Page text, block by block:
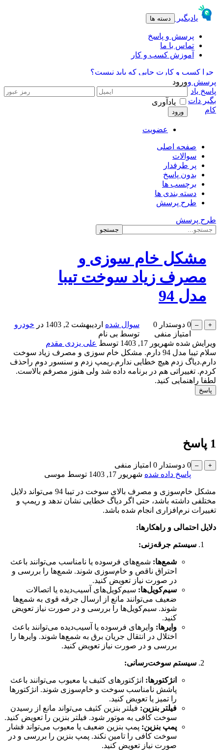
ورود
یادآوری
عضویت
پرسش و
پاسخ یاد
بگیر دات
کام
صفحه اصلی
سوالات
پر طرفدار
بدون پاسخ
برچسب ها
دسته بندی ها
طرح پرسش
طرح پرسش
مشکل خام سوزی و
مصرف زیاد سوخت تیبا
مدل 94
0 دوستدار 0
امتیاز منفی
سوال شده اردیبهشت 2, 1403 در خودرو
توسط بی نام
ویرایش شده شهریور 17, 1403 توسط علی یزدی مقدم
سلام تیبا مدل 94 دارم. مشکل خام سوزی و مصرف زیاد سوخت
دارم.دیاگ زدم هیچ خطایی ندارم.ریمپ زدم و سنسور دوم راحذف
کردم. تغییراتی هم در برنامه داده شد ولی هنوز مصرفم بالاست.
لطفا راهنمایی کنید.
1 پاسخ
0 دوستدار 0 امتیاز منفی
پاسخ داده شده شهریور 17, 1403 توسط موسی
مشکل خام‌سوزی و مصرف بالای سوخت در تیبا 94 می‌تواند دلایل
مختلفی داشته باشد، حتی اگر دیاگ خطایی نشان ندهد و ریمپ و
تغییرات نرم‌افزاری انجام شده باشد.
دلایل احتمالی و راهکارها:
سیستم جرقه‌زنی:
شمع‌ها: شمع‌های فرسوده یا نامناسب می‌توانند باعث
احتراق ناقص و خام‌سوزی شوند. شمع‌ها را بررسی و
در صورت نیاز تعویض کنید.
سیم‌کویل‌ها: سیم‌کویل‌های آسیب‌دیده یا اتصالات
ضعیف می‌توانند مانع از ارسال جرقه قوی به شمع‌ها
شوند. سیم‌کویل‌ها را بررسی و در صورت نیاز تعویض
کنید.
وايرها: وایرهای فرسوده یا آسیب‌دیده می‌توانند باعث
اختلال در انتقال جریان برق به شمع‌ها شوند. وایرها را
بررسی و در صورت نیاز تعویض کنید.
سیستم سوخت‌رسانی:
انژکتورها: انژکتورهای کثیف یا معیوب می‌توانند باعث
پاشش نامناسب سوخت و خام‌سوزی شوند. انژکتورها
را تمیز یا تعویض کنید.
فیلتر بنزین: فیلتر بنزین کثیف می‌تواند مانع از رسیدن
سوخت کافی به موتور شود. فیلتر بنزین را تعویض کنید.
پمپ بنزین: پمپ بنزین ضعیف یا معیوب می‌تواند فشار
سوخت کافی را تامین نکند. پمپ بنزین را بررسی و در
صورت نیاز تعویض کنید.